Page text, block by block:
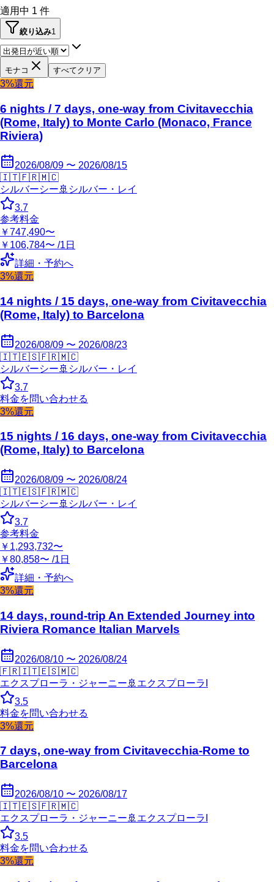
適用中 1 件
絞り込み1
モナコ すべてクリア
3%還元
6 nights / 7 days, one-way from Civitavecchia
(Rome, Italy) to Monte Carlo (Monaco, France
Riviera)
2026/08/09 〜 2026/08/15
🇮🇹🇫🇷🇲🇨
シルバーシー 🚢 シルバー・レイ
3.7
参考料金
￥747,490〜
￥106,784〜 /1日
詳細・予約へ
3%還元
14 nights / 15 days, one-way from Civitavecchia
(Rome, Italy) to Barcelona
2026/08/09 〜 2026/08/23
🇮🇹🇪🇸🇫🇷🇲🇨
シルバーシー 🚢 シルバー・レイ
3.7
料金を問い合わせる
3%還元
15 nights / 16 days, one-way from Civitavecchia
(Rome, Italy) to Barcelona
2026/08/09 〜 2026/08/24
🇮🇹🇪🇸🇫🇷🇲🇨
シルバーシー 🚢 シルバー・レイ
3.7
参考料金
￥1,293,732〜
￥80,858〜 /1日
詳細・予約へ
3%還元
14 days, round-trip An Extended Journey into
Riviera Romance Italian Marvels
2026/08/10 〜 2026/08/24
🇫🇷🇮🇹🇪🇸🇲🇨
エクスプローラ・ジャーニー 🚢 エクスプローラI
3.5
料金を問い合わせる
3%還元
7 days, one-way from Civitavecchia-Rome to
Barcelona
2026/08/10 〜 2026/08/17
🇮🇹🇪🇸🇫🇷🇲🇨
エクスプローラ・ジャーニー 🚢 エクスプローラI
3.5
料金を問い合わせる
3%還元